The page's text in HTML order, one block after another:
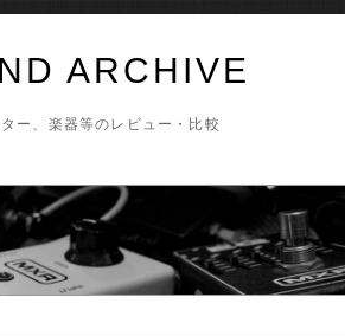
ARCHIVE
ー、楽器等のレビュー・比較